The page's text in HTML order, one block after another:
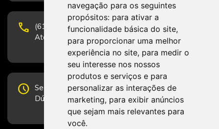
navegação para os seguintes
propósitos: para ativar a
funcionalidade básica do site,
para proporcionar uma melhor
experiência no site, para medir o
seu interesse nos nossos
produtos e serviços e para
personalizar as interações de
marketing, para exibir anúncios
que sejam mais relevantes para
você.
phone
(61) 3223-1652 e (61) 98131-3801.
Atendimento por telefone em horário comercial
schedule Segunda-feira a Sexta-feira de 12h às 19h.
Dúvidas e sugestões pelo Fale Conosco.